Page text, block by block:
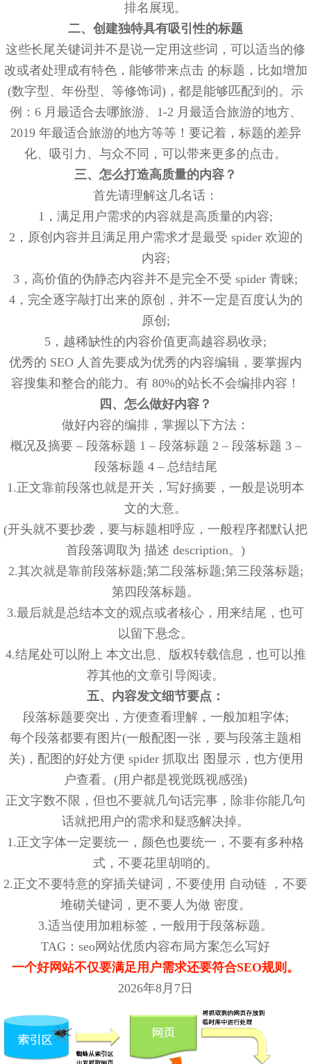
排名展现。
二、创建独特具有吸引性的标题
这些长尾关键词并不是说一定用这些词，可以适当的修
改或者处理成有特色，能够带来点击 的标题，比如增加
(数字型、年份型、等修饰词)，都是能够匹配到的。示
例：6 月最适合去哪旅游、1-2 月最适合旅游的地方、
2019 年最适合旅游的地方等等！要记着，标题的差异
化、吸引力、与众不同，可以带来更多的点击。
三、怎么打造高质量的内容？
首先请理解这几名话：
1，满足用户需求的内容就是高质量的内容;
2，原创内容并且满足用户需求才是最受 spider 欢迎的
内容;
3，高价值的伪静态内容并不是完全不受 spider 青睐;
4，完全逐字敲打出来的原创，并不一定是百度认为的
原创;
5，越稀缺性的内容价值更高越容易收录;
优秀的 SEO 人首先要成为优秀的内容编辑，要掌握内
容搜集和整合的能力。有 80%的站长不会编排内容！
四、怎么做好内容？
做好内容的编排，掌握以下方法：
概况及摘要 – 段落标题 1 – 段落标题 2 – 段落标题 3 –
段落标题 4 – 总结结尾
1.正文靠前段落也就是开关，写好摘要，一般是说明本
文的大意。
(开头就不要抄袭，要与标题相呼应，一般程序都默认把
首段落调取为 描述 description。)
2.其次就是靠前段落标题;第二段落标题;第三段落标题;
第四段落标题。
3.最后就是总结本文的观点或者核心，用来结尾，也可
以留下悬念。
4.结尾处可以附上 本文出息、版权转载信息，也可以推
荐其他的文章引导阅读。
五、内容发文细节要点：
段落标题要突出，方便查看理解，一般加粗字体;
每个段落都要有图片(一般配图一张，要与段落主题相
关)，配图的好处方便 spider 抓取出 图显示，也方便用
户查看。(用户都是视觉既视感强)
正文字数不限，但也不要就几句话完事，除非你能几句
话就把用户的需求和疑惑解决掉。
1.正文字体一定要统一，颜色也要统一，不要有多种格
式，不要花里胡哨的。
2.正文不要特意的穿插关键词，不要使用 自动链 ，不要
堆砌关键词，更不要人为做 密度。
3.适当使用加粗标签，一般用于段落标题。
TAG：seo网站优质内容布局方案怎么写好
一个好网站不仅要满足用户需求还要符合SEO规则。
2026年8月7日